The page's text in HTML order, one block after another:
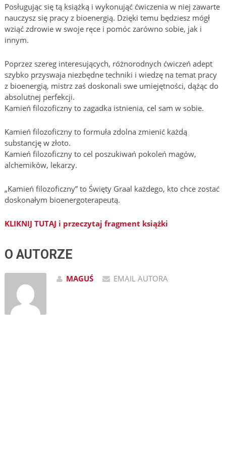
Posługując się tą książką i wykonująć ćwiczenia w niej zawarte
nauczysz się pracy z bioenergią. Dzięki temu będziesz mógł
wziąć zdrowie w swoje ręce i pomóc zarówno sobie, jak i
innym.
Poprzez szereg interesujących, różnorodnych ćwiczeń adept
szybko przyswaja niezbędne techniki i wiedzę na temat pracy
z bioenergią, mistrz zaś doskonali swe umiejętności, dążąc do
absolutnej perfekcji.
Kamień filozoficzny to zagadka istnienia, cel sam w sobie.
Kamień filozoficzny to formuła zdolna zmienić każdą
substancję w złoto.
Kamień filozoficzny to cel poszukiwań pokoleń magów,
alchemików, lekarzy.
„Kamień filozoficzny” to Święty Graal każdego, kto chce zostać
doskonałym bioenergoterapeutą.
KLIKNIJ TUTAJ i przeczytaj fragment książki
O AUTORZE
MAGUŚ EMAIL AUTORA